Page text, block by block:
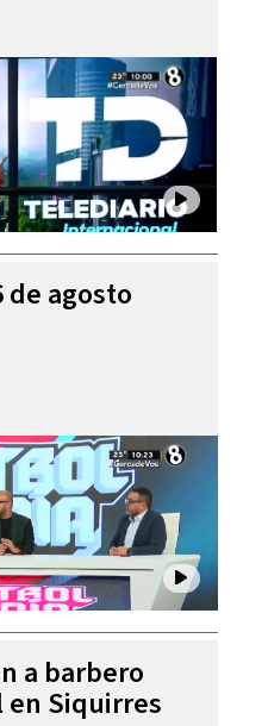
de agosto
a barbero
Siquirres